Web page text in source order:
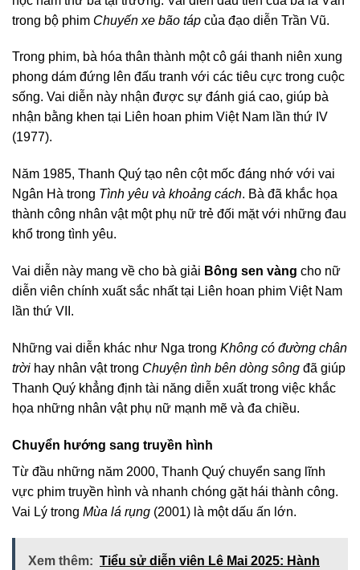
trong bộ phim Chuyến xe bão táp của đạo diễn Trần Vũ.
Trong phim, bà hóa thân thành một cô gái thanh niên xung
phong dám đứng lên đấu tranh với các tiêu cực trong cuộc
sống. Vai diễn này nhận được sự đánh giá cao, giúp bà
nhận bằng khen tại Liên hoan phim Việt Nam lần thứ IV
(1977).
Năm 1985, Thanh Quý tạo nên cột mốc đáng nhớ với vai
Ngân Hà trong Tình yêu và khoảng cách. Bà đã khắc họa
thành công nhân vật một phụ nữ trẻ đối mặt với những đau
khổ trong tình yêu.
Vai diễn này mang về cho bà giải Bông sen vàng cho nữ
diễn viên chính xuất sắc nhất tại Liên hoan phim Việt Nam
lần thứ VII.
Những vai diễn khác như Nga trong Không có đường chân
trời hay nhân vật trong Chuyện tình bên dòng sông đã giúp
Thanh Quý khẳng định tài năng diễn xuất trong việc khắc
họa những nhân vật phụ nữ mạnh mẽ và đa chiều.
Chuyển hướng sang truyền hình
Từ đầu những năm 2000, Thanh Quý chuyển sang lĩnh
vực phim truyền hình và nhanh chóng gặt hái thành công.
Vai Lý trong Mùa lá rụng (2001) là một dấu ấn lớn.
Xem thêm: Tiểu sử diễn viên Lê Mai 2025: Hành